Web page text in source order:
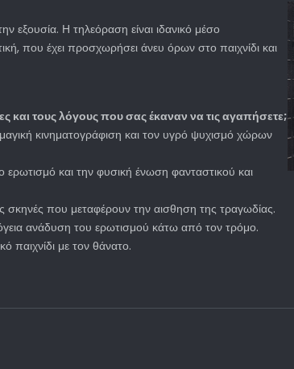
εξουσία. Η τηλεόραση είναι ιδανικό μέσο
που έχει προσχωρήσει άνευ όρων στο παιχνίδι και
και τους λόγους που σας έκαναν να τις αγαπήσετε;
κινηματογράφιση και τον υγρό ψυχισμό χώρων
και την φυσική ένωση φανταστικού και
σκηνές που μεταφέρουν την αισθηση της τραγωδίας.
ανάδυση του ερωτισμού κάτω από τον τρόμο.
παιχνίδι με τον θάνατο.